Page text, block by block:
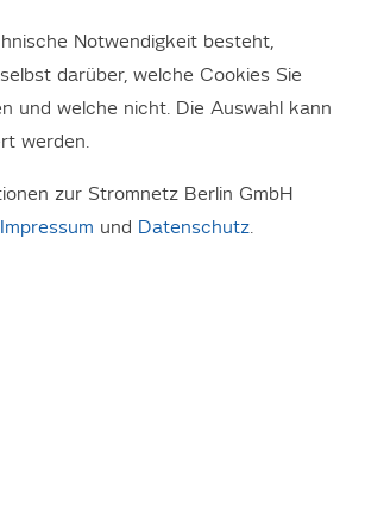
der Energie +++ Unterstützung
von Unternehmen aus
– der Region mit einem der weltweit
Erneuerbaren Energien – hat sich
für die Erprobung neuer
wollen unter dem
gemeinsam die Energiewende
Unter der Leitung des
bei 100 Prozent und mehr liegt.
Notwendigkeit besteht,
darüber, welche Cookies Sie
und welche nicht. Die Auswahl kann
werden.
zur Stromnetz Berlin GmbH
Impressum und Datenschutz.